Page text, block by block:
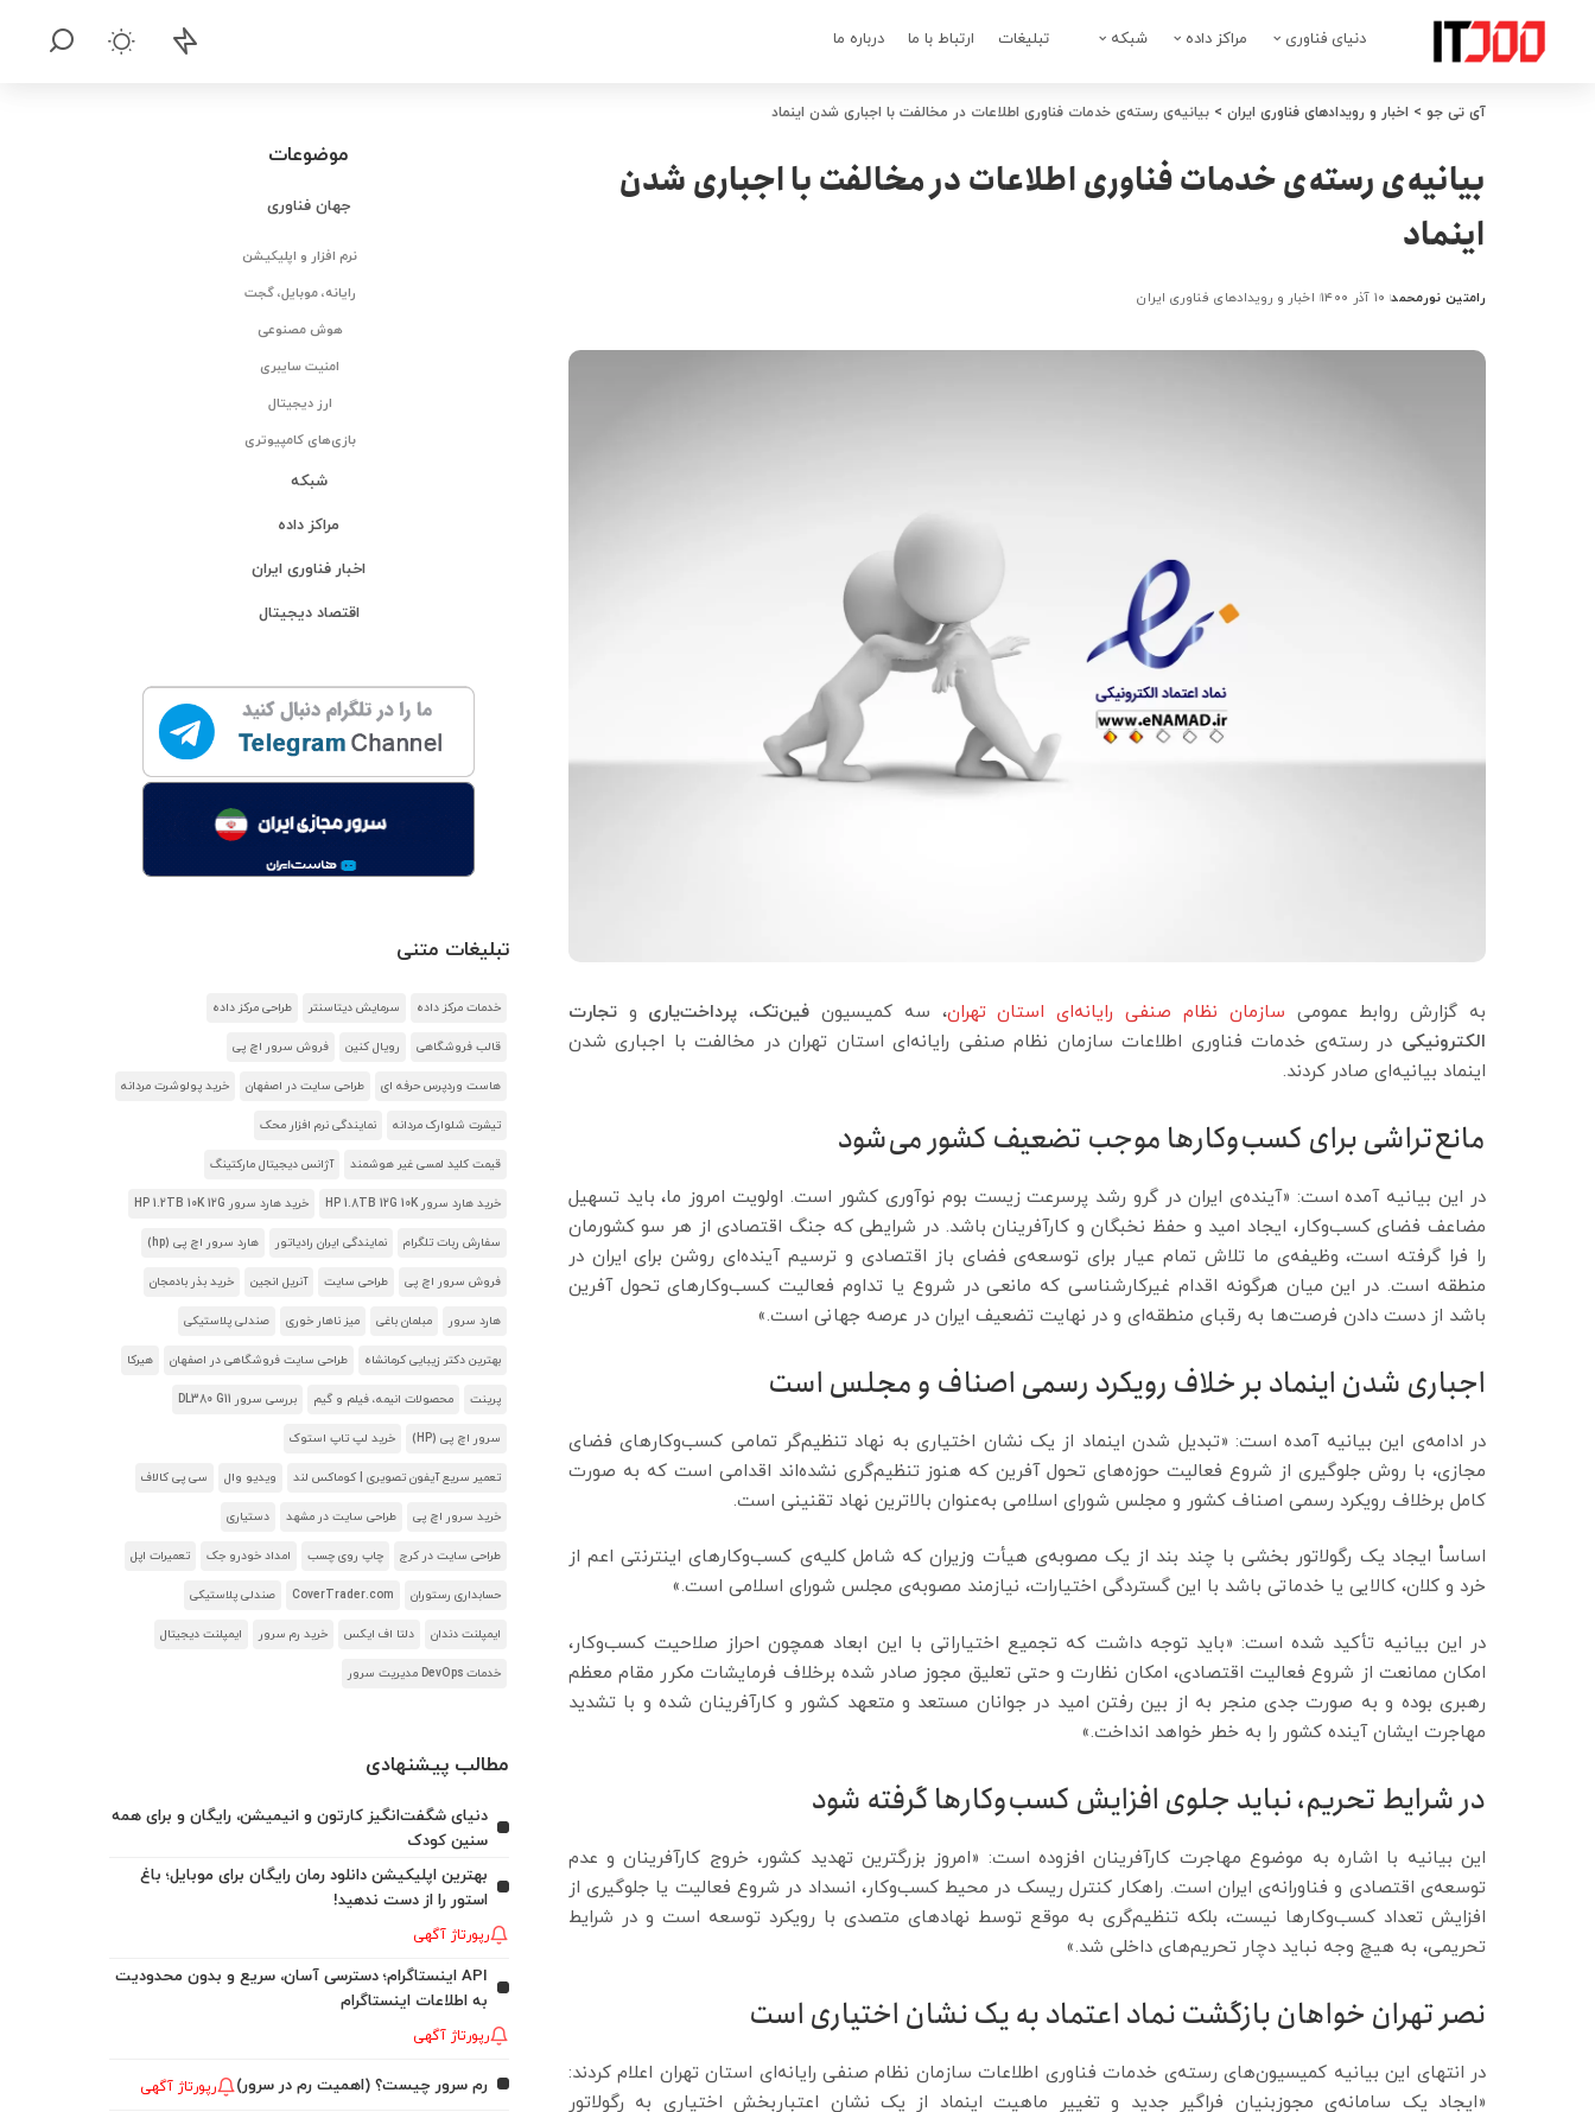
دنیای فناوری مراکز داده شبکه تبلیغات ارتباط با ما درباره ما
آی تی جو > اخبار و رویدادهای فناوری ایران > بیانیه‌ی رسته‌ی خدمات فناوری اطلاعات در مخالفت با اجباری شدن اینماد
بیانیه‌ی رسته‌ی خدمات فناوری اطلاعات در مخالفت با اجباری شدن
اینماد
ارسال
توسط
رامتین نورمحمد ۱۰ آذر ۱۴۰۰ اخبار و رویدادهای فناوری ایران
به گزارش روابط عمومی سازمان نظام صنفی رایانه‌ای استان تهران، سه کمیسیون فین‌تک، پرداخت‌یاری وتجارت
الکترونیکی در رسته‌ی خدمات فناوری اطلاعات سازمان نظام صنفی رایانه‌ای استان تهران در مخالفت با اجباری شدن
اینماد بیانیه‌ای صادر کردند.
مانع‌تراشی برای کسب‌وکارها موجب تضعیف کشور می‌شود
در این بیانیه آمده است: «آینده‌ی ایران در گرو رشد پرسرعت زیست بوم نوآوری کشور است. اولویت امروز ما، باید تسهیل
مضاعف فضای کسب‌وکار، ایجاد امید و حفظ نخبگان و کارآفرینان باشد. در شرایطی که جنگ اقتصادی از هر سو کشورمان
را فرا گرفته است، وظیفه‌ی ما تلاش تمام عیار برای توسعه‌ی فضای باز اقتصادی و ترسیم آینده‌ای روشن برای ایران در
منطقه است. در این میان هرگونه اقدام غیرکارشناسی که مانعی در شروع یا تداوم فعالیت‌ کسب‌وکارهای تحول آفرین
باشد از دست دادن فرصت‌ها به رقبای منطقه‌ای و در نهایت تضعیف ایران در عرصه جهانی است.»
اجباری شدن اینماد بر خلاف رویکرد رسمی اصناف و مجلس است
در ادامه‌ی این بیانیه آمده است: «تبدیل شدن اینماد از یک نشان اختیاری به نهاد تنظیم‌گر تمامی کسب‌وکارهای فضای
مجازی، با روش جلوگیری از شروع فعالیت حوزه‌های تحول آفرین که هنوز تنظیم‌گری نشده‌اند اقدامی است که به صورت
کامل برخلاف رویکرد رسمی اصناف کشور و مجلس شورای اسلامی به‌عنوان بالاترین نهاد تقنینی است.
اساساْ ایجاد یک رگولاتور بخشی با چند بند از یک مصوبه‌ی هیأت وزیران که شامل کلیه‌ی کسب‌وکارهای اینترنتی اعم از
خرد و کلان، کالایی یا خدماتی باشد با این گستردگی اختیارات، نیازمند مصوبه‌ی مجلس شورای اسلامی است.»
در این بیانیه تأکید شده است: «باید توجه داشت که تجمیع اختیاراتی با این ابعاد همچون احراز صلاحیت کسب‌وکار،
امکان ممانعت از شروع فعالیت اقتصادی، امکان نظارت و حتی تعلیق مجوز صادر شده برخلاف فرمایشات مکرر مقام معظم
رهبری بوده و به صورت جدی منجر به از بین رفتن امید در جوانان مستعد و متعهد کشور و کارآفرینان شده و با تشدید
مهاجرت ایشان آینده کشور را به خطر خواهد انداخت.»
در شرایط تحریم، نباید جلوی افزایش کسب‌وکارها گرفته شود
این بیانیه با اشاره به موضوع مهاجرت کارآفرینان افزوده است: «امروز بزرگترین تهدید کشور، خروج کارآفرینان و عدم
توسعه‌ی اقتصادی و فناورانه‌ی ایران است. راهکار کنترل ریسک‌ در محیط کسب‌وکار، انسداد در شروع فعالیت یا جلوگیری از
افزایش تعداد کسب‌و‌کارها نیست، بلکه تنظیم‌گری به موقع توسط نهادهای متصدی با رویکرد توسعه است و در شرایط
تحریمی، به هیچ وجه نباید دچار تحریم‌های داخلی شد.»
نصر تهران خواهان بازگشت نماد اعتماد به یک نشان اختیاری است
در انتهای این بیانیه کمیسیون‌های رسته‌ی خدمات فناوری اطلاعات سازمان نظام صنفی رایانه‌ای استان تهران اعلام کردند:
«ایجاد یک سامانه‌ی مجوزبنیان فراگیر جدید و تغییر ماهیت اینماد از یک نشان اعتباربخش اختیاری به رگولاتور
موضوعات
جهان فناوری
نرم افزار و اپلیکیشن
رایانه، موبایل، گجت
هوش مصنوعی
امنیت سایبری
ارز دیجیتال
بازی‌های کامپیوتری
شبکه
مراکز داده
اخبار فناوری ایران
اقتصاد دیجیتال
تبلیغات متنی
خدمات مرکز داده سرمایش دیتاسنتر طراحی مرکز داده
قالب فروشگاهی رویال کنین فروش سرور اچ پی
هاست وردپرس حرفه ای طراحی سایت در اصفهان خرید پولوشرت مردانه
تیشرت شلوارک مردانه نمایندگی نرم افزار محک
قیمت کلید لمسی غیر هوشمند آژانس دیجیتال مارکتینگ
خرید هارد سرور HP 1.8TB 12G 10K خرید هارد سرور HP 1.2TB 10K 12G
سفارش ربات تلگرام نمایندگی ایران رادیاتور هارد سرور اچ پی (hp)
فروش سرور اچ پی طراحی سایت آنریل انجین خرید بذر بادمجان
هارد سرور مبلمان باغی میز ناهار خوری صندلی پلاستیکی
بهترین دکتر زیبایی کرمانشاه طراحی سایت فروشگاهی در اصفهان هیرکا
پرینت محصولات انیمه، فیلم و گیم بررسی سرور DL380 G11
سرور اچ پی (HP) خرید لپ تاپ استوک
تعمیر سریع آیفون تصویری | کوماکس لند ویدیو وال سی پی کالاف
خرید سرور اچ پی طراحی سایت در مشهد دستیاری
طراحی سایت در کرج چاپ روی چسب امداد خودرو جک تعمیرات اپل
حسابداری رستوران CoverTrader.com صندلی پلاستیکی
ایمپلنت دندان دلتا اف ایکس خرید رم سرور ایمپلنت دیجیتال
خدمات DevOps مدیریت سرور
مطالب پیشنهادی
دنیای شگفت‌انگیز کارتون و انیمیشن، رایگان و برای همه
سنین کودک
بهترین اپلیکیشن دانلود رمان رایگان برای موبایل؛ باغ
استور را از دست ندهید!
رپورتاژ آگهی
API اینستاگرام؛ دسترسی آسان، سریع و بدون محدودیت
به اطلاعات اینستاگرام
رپورتاژ آگهی
رم سرور چیست؟ (اهمیت رم در سرور) رپورتاژ آگهی